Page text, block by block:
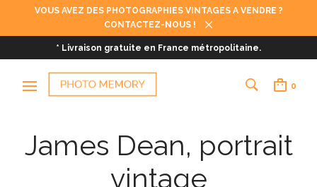
VOUS AVEZ DES PHOTOGRAPHIES VINTAGES A VENDRE ?
CONTACTEZ-NOUS !
* Livraison gratuite en France métropolitaine.
0
James Dean, portrait
vintage